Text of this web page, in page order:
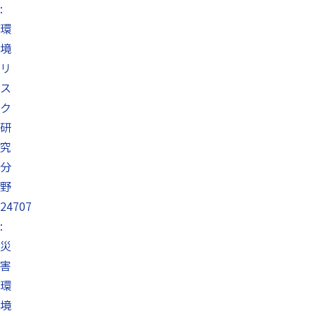
:
環
境
リ
ス
ク
研
究
分
野
24707
:
災
害
環
境